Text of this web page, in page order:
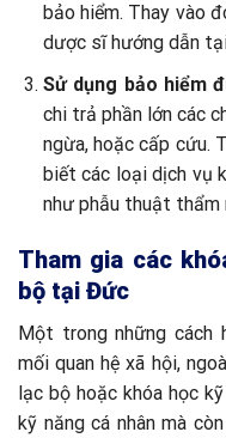
bảo hiểm. Thay vào
dược sĩ hướng dẫn
Sử dụng bảo hiểm
chi trả phần lớn các
ngừa, hoặc cấp cứu.
biết các loại dịch vụ
như phẫu thuật thẩm
Tham gia các
bộ tại Đức
Một trong những cách
mối quan hệ xã hội,
lạc bộ hoặc khóa học
kỹ năng cá nhân mà